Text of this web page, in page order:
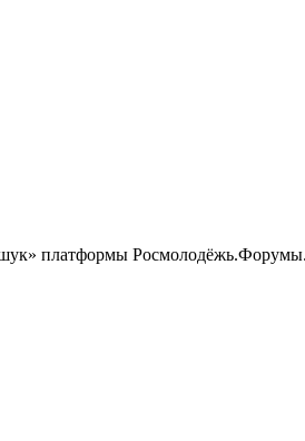
платформы